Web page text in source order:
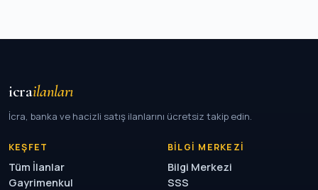
icrailanları
İcra, banka ve hacizli satış ilanlarını ücretsiz takip edin.
KEŞFET
Tüm İlanlar
Gayrimenkul
BILGI MERKEZI
Bilgi Merkezi
SSS